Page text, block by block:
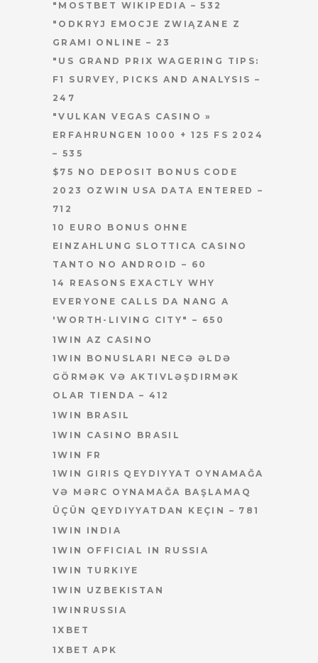
"MOSTBET WIKIPEDIA – 532
"ODKRYJ EMOCJE ZWIĄZANE Z
GRAMI ONLINE – 23
"US GRAND PRIX WAGERING TIPS:
F1 SURVEY, PICKS AND ANALYSIS –
247
"VULKAN VEGAS CASINO »
ERFAHRUNGEN 1000 + 125 FS 2024
– 535
$75 NO DEPOSIT BONUS CODE
2023 OZWIN USA DATA ENTERED –
712
10 EURO BONUS OHNE
EINZAHLUNG SLOTTICA CASINO
TANTO NO ANDROID – 60
14 REASONS EXACTLY WHY
EVERYONE CALLS DA NANG A
'WORTH-LIVING CITY" – 650
1WIN AZ CASINO
1WIN BONUSLARI NECƏ ƏLDƏ
GÖRMƏK VƏ AKTIVLƏŞDIRMƏK
OLAR TIENDA – 412
1WIN BRASIL
1WIN CASINO BRASIL
1WIN FR
1WIN GIRIS QEYDIYYAT OYNAMAĞA
VƏ MƏRC OYNAMAĞA BAŞLAMAQ
ÜÇÜN QEYDIYYATDAN KEÇIN – 781
1WIN INDIA
1WIN OFFICIAL IN RUSSIA
1WIN TURKIYE
1WIN UZBEKISTAN
1WINRUSSIA
1XBET
1XBET APK